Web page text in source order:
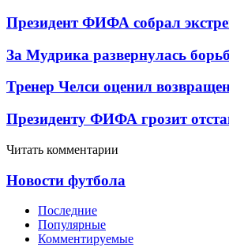
Президент ФИФА собрал
За Мудрика развернулась
Тренер Челси оценил
Президенту ФИФА грозит
Читать комментарии
Новости футбола
Последние
Популярные
Комментируемые